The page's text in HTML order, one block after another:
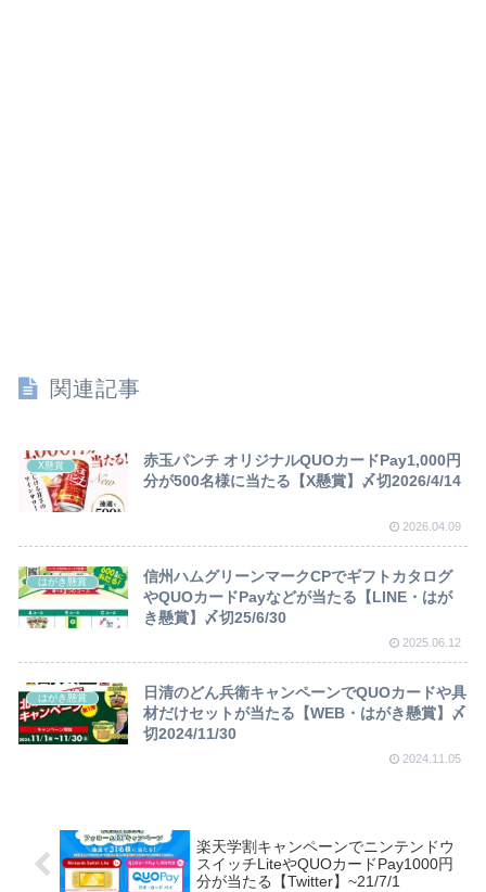
関連記事
X懸賞
赤玉パンチ オリジナルQUOカードPay1,000円
分が500名様に当たる【X懸賞】〆切2026/4/14
2026.04.09
はがき懸賞
信州ハムグリーンマークCPでギフトカタログ
やQUOカードPayなどが当たる【LINE・はが
き懸賞】〆切25/6/30
2025.06.12
はがき懸賞
日清のどん兵衛キャンペーンでQUOカードや具
材だけセットが当たる【WEB・はがき懸賞】〆
切2024/11/30
2024.11.05
楽天学割キャンペーンでニンテンドウ
スイッチLiteやQUOカードPay1000円
分が当たる【Twitter】~21/7/1